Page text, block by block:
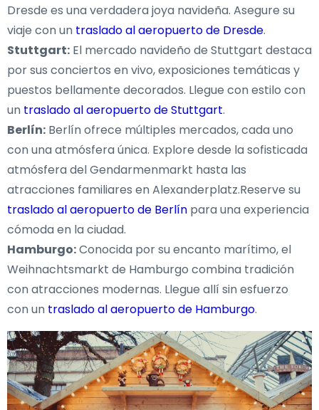
Dresde es una verdadera joya navideña. Asegure su
viaje con un traslado al aeropuerto de Dresde.
Stuttgart: El mercado navideño de Stuttgart destaca
por sus conciertos en vivo, exposiciones temáticas y
puestos bellamente decorados. Llegue con estilo con
un traslado al aeropuerto de Stuttgart.
Berlín: Berlín ofrece múltiples mercados, cada uno
con una atmósfera única. Explore desde la sofisticada
atmósfera del Gendarmenmarkt hasta las
atracciones familiares en Alexanderplatz.Reserve su
traslado al aeropuerto de Berlín para una experiencia
cómoda en la ciudad.
Hamburgo:Conocida por su encanto marítimo, el
Weihnachtsmarkt de Hamburgo combina tradición
con atracciones modernas. Llegue allí sin esfuerzo
con un traslado al aeropuerto de Hamburgo.